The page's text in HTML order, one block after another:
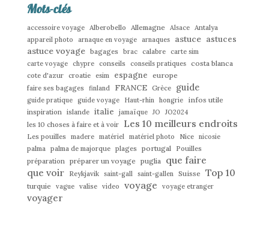
Mots-clés
accessoire voyage Alberobello Allemagne Alsace
Antalya
appareil photo
arnaque en voyage arnaques astuce astuces
astuce voyage bagages brac calabre carte sim
carte voyage chypre conseils conseils pratiques costa blanca
cote d'azur croatie esim espagne europe
faire ses bagages finland FRANCE Grèce guide
guide pratique guide voyage Haut-rhin hongrie infos utile
inspiration islande italie jamaïque JO
JO2024
les 10 choses à faire et à voir
Les 10 meilleurs endroits
Les pouilles madere matériel matériel photo Nice nicosie
palma
palma de majorque plages portugal
Pouilles
préparation
préparer un voyage puglia
que faire
que voir
Reykjavik saint-gall saint-gallen Suisse Top 10
turquie vague valise video voyage voyage etranger
voyager